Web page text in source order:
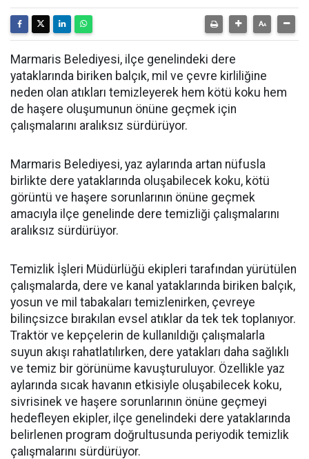
Marmaris Belediyesi, ilçe genelindeki dere
yataklarında biriken balçık, mil ve çevre kirliliğine
neden olan atıkları temizleyerek hem kötü koku hem
de haşere oluşumunun önüne geçmek için
çalışmalarını aralıksız sürdürüyor.
Marmaris Belediyesi, yaz aylarında artan nüfusla
birlikte dere yataklarında oluşabilecek koku, kötü
görüntü ve haşere sorunlarının önüne geçmek
amacıyla ilçe genelinde dere temizliği çalışmalarını
aralıksız sürdürüyor.
Temizlik İşleri Müdürlüğü ekipleri tarafından yürütülen
çalışmalarda, dere ve kanal yataklarında biriken balçık,
yosun ve mil tabakaları temizlenirken, çevreye
bilinçsizce bırakılan evsel atıklar da tek tek toplanıyor.
Traktör ve kepçelerin de kullanıldığı çalışmalarla
suyun akışı rahatlatılırken, dere yatakları daha sağlıklı
ve temiz bir görünüme kavuşturuluyor. Özellikle yaz
aylarında sıcak havanın etkisiyle oluşabilecek koku,
sivrisinek ve haşere sorunlarının önüne geçmeyi
hedefleyen ekipler, ilçe genelindeki dere yataklarında
belirlenen program doğrultusunda periyodik temizlik
çalışmalarını sürdürüyor.